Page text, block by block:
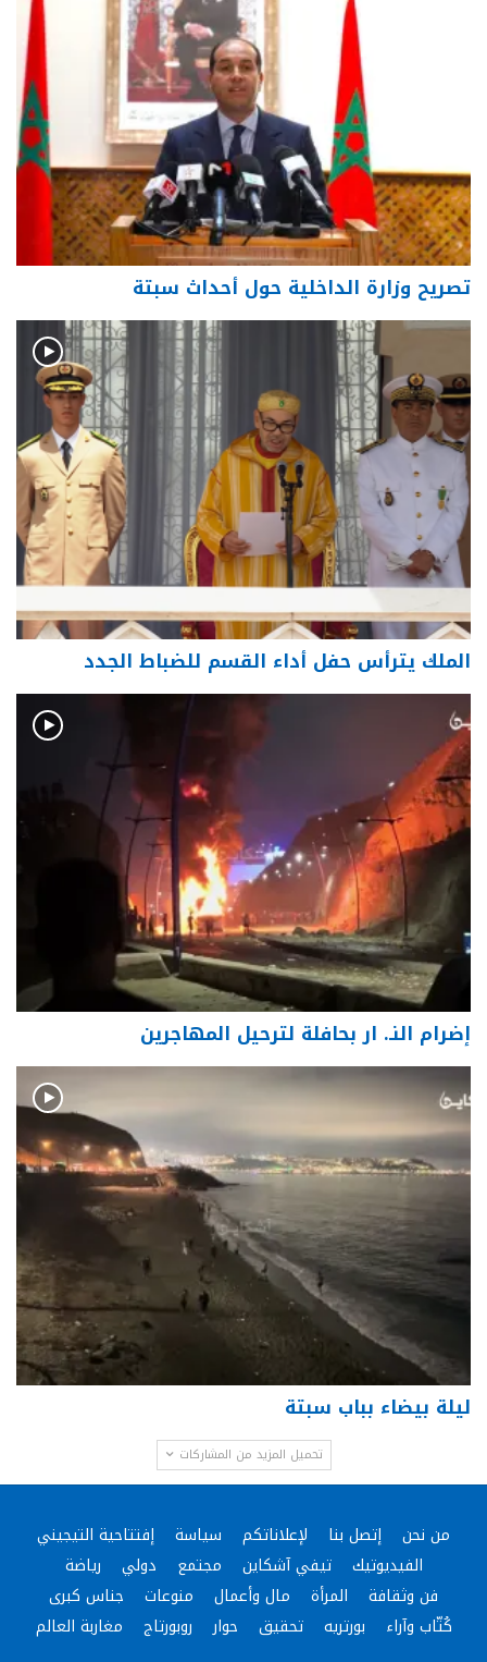
تصريح وزارة الداخلية حول أحداث سبتة
الملك يترأس حفل أداء القسم للضباط الجدد
إضرام النـ. ار بحافلة لترحيل المهاجرين
ليلة بيضاء بباب سبتة
تحميل المزيد من المشاركات
من نحن إتصل بنا لإعلاناتكم سياسة
إفتتاحية التيجيني
الفيديوتيك
تيفي آشكاين مجتمع دولي
رياضة
فن وثقافة
المرأة مال وأعمال منوعات
جناس كبرى
كُتّاب وآراء
بورتريه تحقيق حوار روبورتاج مغاربة العالم